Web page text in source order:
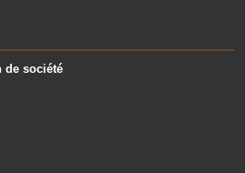
de société